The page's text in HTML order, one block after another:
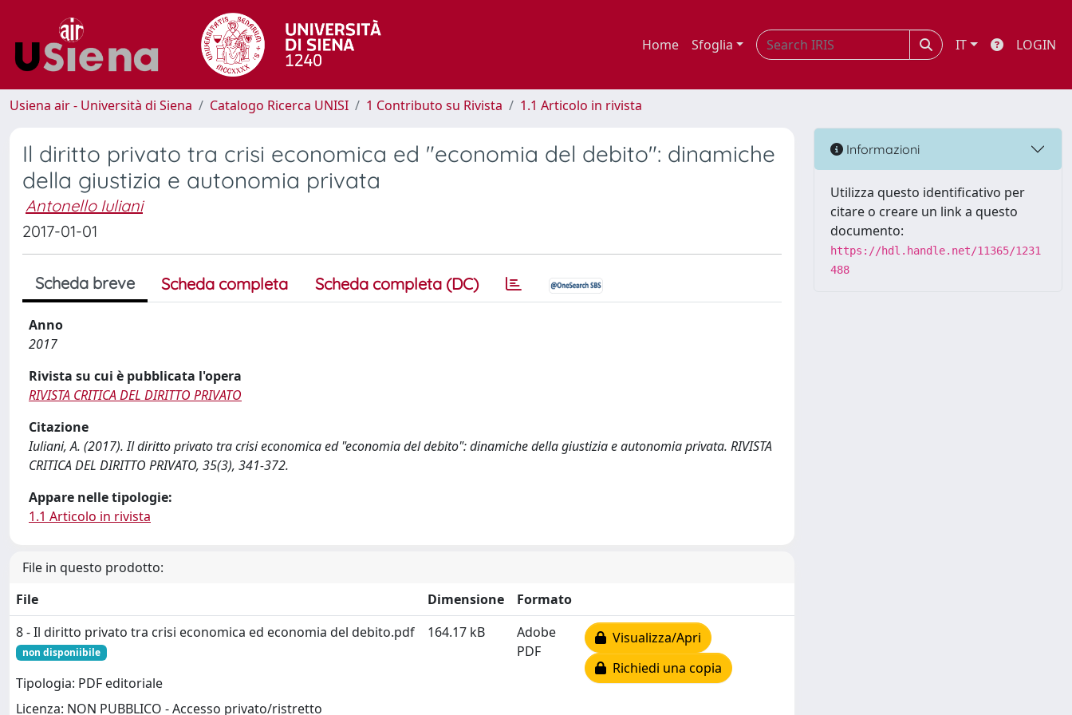
Home Sfoglia IT LOGIN
Usiena air - Università di Siena Catalogo Ricerca UNISI 1 Contributo su Rivista 1.1 Articolo in rivista
Il diritto privato tra crisi economica ed "economia del debito": dinamiche
della giustizia e autonomia privata
Antonello Iuliani
2017-01-01
Scheda breve Scheda completa Scheda completa (DC)
Anno
2017
Rivista su cui è pubblicata l'opera
RIVISTA CRITICA DEL DIRITTO PRIVATO
Citazione
Iuliani, A. (2017). Il diritto privato tra crisi economica ed "economia del debito": dinamiche della giustizia e autonomia privata. RIVISTA
CRITICA DEL DIRITTO PRIVATO, 35(3), 341-372.
Appare nelle tipologie:
1.1 Articolo in rivista
File in questo prodotto:
File
Dimensione
Formato
8 - Il diritto privato tra crisi economica ed economia del debito.pdf
non disponiibile
Tipologia: PDF editoriale
Licenza: NON PUBBLICO - Accesso privato/ristretto
164.17 kB
Adobe
PDF
Visualizza/Apri
Richiedi una copia
Informazioni
Utilizza questo identificativo per
citare o creare un link a questo
documento:
https://hdl.handle.net/11365/1231
488